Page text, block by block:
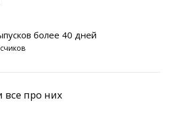
более 40 дней
про них